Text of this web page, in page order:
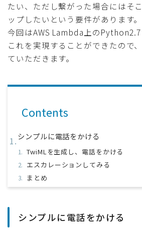
たい、ただし繋がった場合にはそ
ップしたいという要件があります。
今回はAWS Lambda上の
これを実現することができたので
ていただきます。
Contents
シンプルに電話をかける
TwiMLを生成し、電話をかける
エスカレーションしてみる
まとめ
シンプルに電話をかける